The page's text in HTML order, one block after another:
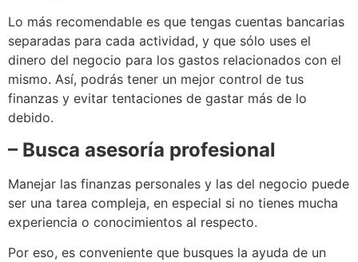
Lo más recomendable es que tengas cuentas bancarias
separadas para cada actividad, y que sólo uses el
dinero del negocio para los gastos relacionados con el
mismo. Así, podrás tener un mejor control de tus
finanzas y evitar tentaciones de gastar más de lo
debido.
– Busca asesoría profesional
Manejar las finanzas personales y las del negocio puede
ser una tarea compleja, en especial si no tienes mucha
experiencia o conocimientos al respecto.
Por eso, es conveniente que busques la ayuda de un